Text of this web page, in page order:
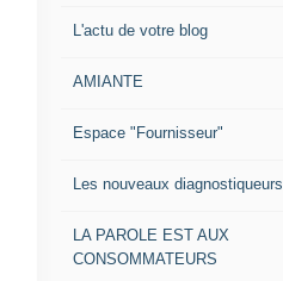
L'actu de votre blog
AMIANTE
Espace "Fournisseur"
Les nouveaux diagnostiqueurs
LA PAROLE EST AUX
CONSOMMATEURS